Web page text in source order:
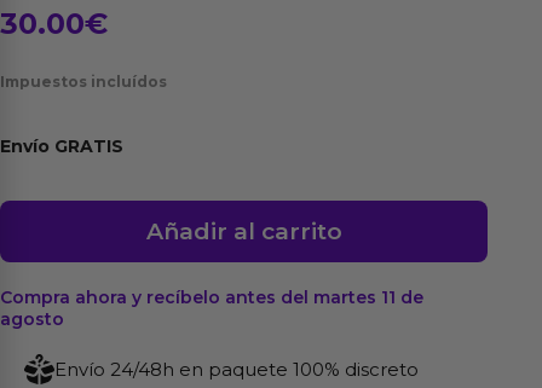
30.00€
Impuestos incluídos
Envío GRATIS
Masturbador
Squeeze
cantidad
Añadir al carrito
Compra ahora y recíbelo antes del martes 11 de
agosto
Envío 24/48h en paquete 100% discreto